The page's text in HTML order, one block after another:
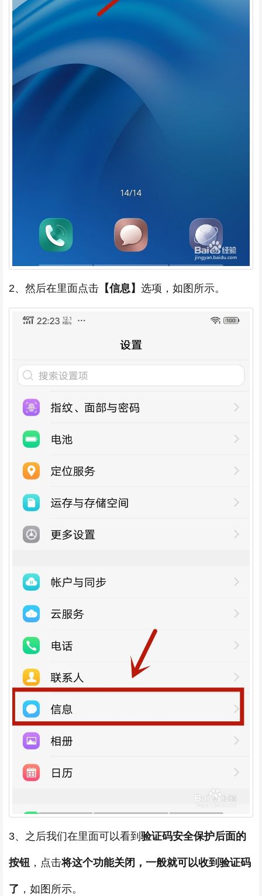
2、然后在里面点击 【信息】 选项，如图所示。
3、之后我们在里面可以看到 验证码安全保护后面的
按钮 ，点击将这个功能关闭，一般就可以收到验证码
了 ，如图所示。